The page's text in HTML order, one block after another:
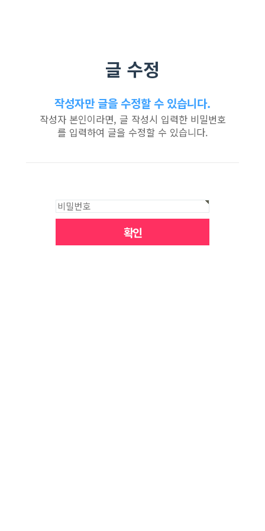
글 수정
작성자만 글을 수정할 수 있습니다.
작성자 본인이라면, 글 작성시 입력한 비밀번호
를 입력하여 글을 수정할 수 있습니다.